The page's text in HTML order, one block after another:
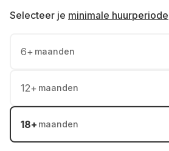
Selecteer je minimale huurperiode
6+ maanden
12+ maanden
18+ maanden